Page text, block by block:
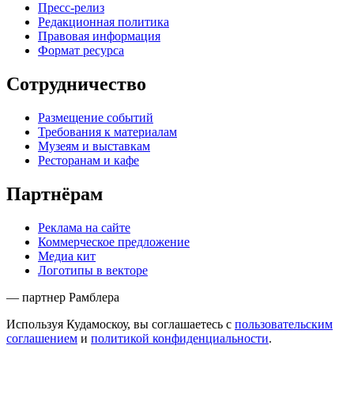
Пресс-релиз
Редакционная политика
Правовая информация
Формат ресурса
Сотрудничество
Размещение событий
Требования к материалам
Музеям и выставкам
Ресторанам и кафе
Партнёрам
Реклама на сайте
Коммерческое предложение
Медиа кит
Логотипы в векторе
— партнер Рамблера
Используя Кудамоскоу, вы соглашаетесь с пользовательским
соглашением и политикой конфиденциальности.